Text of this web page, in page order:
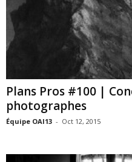
Plans Pros #100 |
photographes
Équipe OAI13 - Oct 12, 2015